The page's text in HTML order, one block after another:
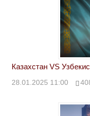
Казахстан VS
28.01.2025 11:00